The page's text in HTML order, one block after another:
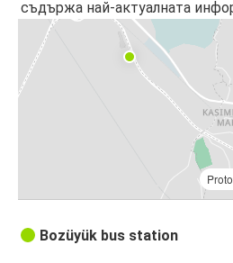
съдържа най-актуалната
Bozüyük bus station